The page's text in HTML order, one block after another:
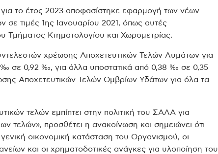
το έτος 2023 αποφασίστηκε εφαρμογή των νέων
σε τιμές 1ης Ιανουαρίου 2021, όπως αυτές
Τμήματος Κτηματολογίου και Χωρομετρίας.
χρέωσης Αποχετευτικών Τελών Λυμάτων για
σε 0,92 ‰, για άλλα υποστατικά από 0,38 ‰ σε 0,35
Αποχετευτικών Τελών Ομβρίων Υδάτων για όλα τα
τελών εμπίπτει στην πολιτική του ΣΑΛΑ για
τελών», προσθέτει η ανακοίνωση και σημειώνει ότι
οικονομική κατάσταση του Οργανισμού, οι
και οι χρηματοδοτικές ανάγκες για υλοποίηση του